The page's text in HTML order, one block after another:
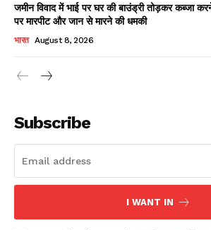
जमीन विवाद में भाई पर घर की बाउंड्री तोड़कर कब्जा
पर मारपीट और जान से मारने की धमकी
भारत August 8, 2026
Subscribe
I WANT IN